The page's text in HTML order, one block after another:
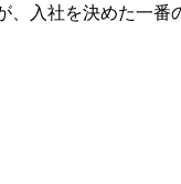
入社を決めた一番